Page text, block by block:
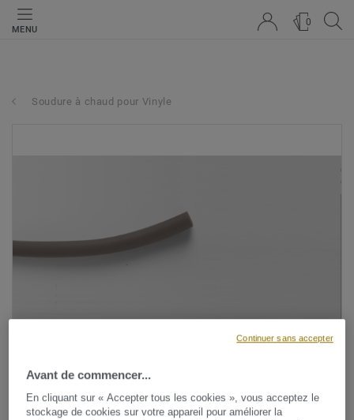
MENU
0
Soudure à chaud pour Vinyle
Avant de commencer...
En cliquant sur « Accepter tous les cookies », vous acceptez le
stockage de cookies sur votre appareil pour améliorer la
Continuer sans accepter